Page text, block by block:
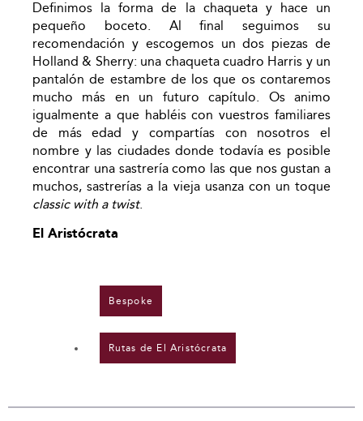
Definimos la forma de la chaqueta y hace un
pequeño boceto. Al final seguimos su
recomendación y escogemos un dos piezas de
Holland & Sherry: una chaqueta cuadro Harris y un
pantalón de estambre de los que os contaremos
mucho más en un futuro capítulo. Os animo
igualmente a que habléis con vuestros familiares
de más edad y compartías con nosotros el
nombre y las ciudades donde todavía es posible
encontrar una sastrería como las que nos gustan a
muchos, sastrerías a la vieja usanza con un toque
classic with a twist.
El Aristócrata
Bespoke
Rutas de El Aristócrata